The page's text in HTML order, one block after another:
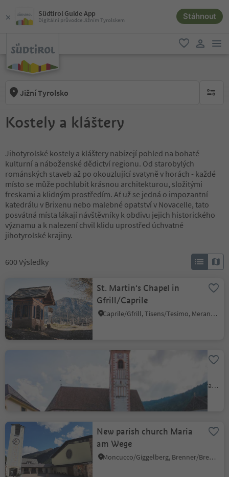
Südtirol Guide App
Digitální průvodce Jižním Tyrolskem Stáhnout
oblíbené
Jižní Tyrolsko brak
Kostely a kláštery
Jihotyrolské kostely a kláštery nabízejí pohled na bohaté
kulturní a náboženské dědictví regionu. Od starobylých
románských staveb až po okouzlující svatyně v horách - každé
místo se může pochlubit krásnou architekturou, složitými
freskami a klidným prostředím. Ať už se jedná o impozantní
katedrálu v Brixenu nebo malebné opatství v Novacelle, tato
posvátná místa lákají návštěvníky k obdivu jejich historického
významu a k nalezení chvil klidu uprostřed úchvatné
jihotyrolské krajiny.
600 Výsledky
St. Martin‘s Chapel in
Gfrill/Caprile
Caprile/Gfrill, Tisens/Tesimo, Meran/Merano and environs
Parish Church of Mary
Assumption (Maria
Himmelfahrt) and St.
Michael's Chapel in
Tisens/Tesimo
Tesimo/Tisens, Tisens/Tesimo, Meran/Merano and environs
New parish church Maria
am Wege
Moncucco/Giggelberg, Brenner/Brennero, Sterzing/Vipiteno and environs